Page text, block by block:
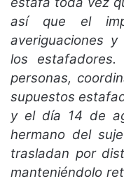
así que el
averiguaciones
los
personas,
supuestos
y el día 14 de
hermano del
trasladan por
manteniéndolo